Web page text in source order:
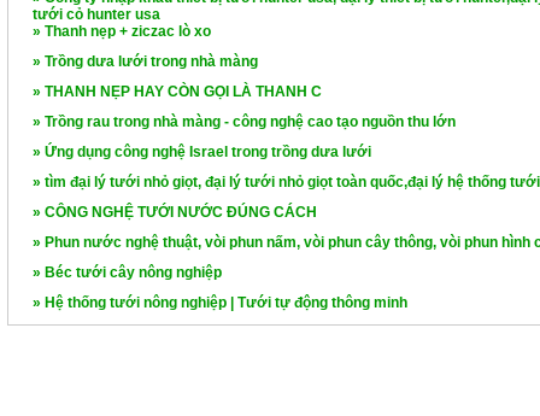
tưới cỏ hunter usa
» Thanh nẹp + ziczac lò xo
» Trồng dưa lưới trong nhà màng
» THANH NẸP HAY CÒN GỌI LÀ THANH C
» Trồng rau trong nhà màng - công nghệ cao tạo nguồn thu lớn
» Ứng dụng công nghệ Israel trong trồng dưa lưới
» tìm đại lý tưới nhỏ giọt, đại lý tưới nhỏ giọt toàn quốc,đại lý hệ thống
» CÔNG NGHỆ TƯỚI NƯỚC ĐÚNG CÁCH
» Phun nước nghệ thuật, vòi phun nấm, vòi phun cây thông, vòi phun
» Béc tưới cây nông nghiệp
» Hệ thống tưới nông nghiệp | Tưới tự động thông minh‎